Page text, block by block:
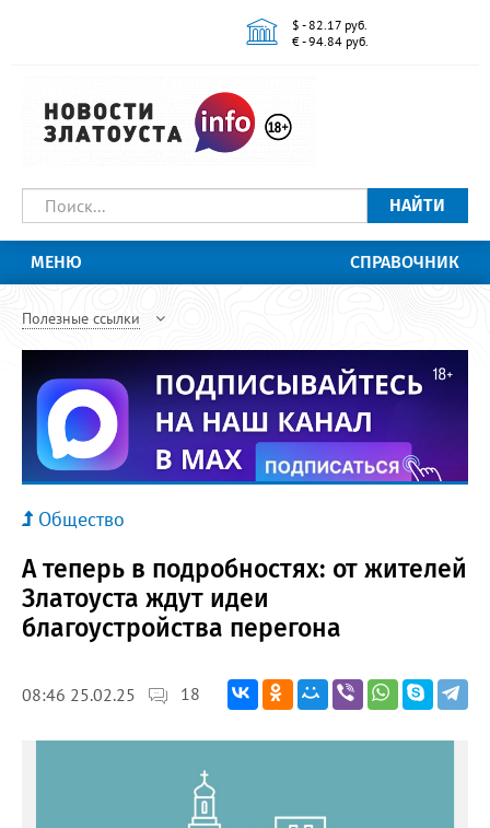
$ - 82.17 руб.
€ - 94.84 руб.
НАЙТИ
МЕНЮ СПРАВОЧНИК
Полезные ссылки
Общество
А теперь в подробностях: от жителей
Златоуста ждут идеи
благоустройства перегона
08:46 25.02.25 18